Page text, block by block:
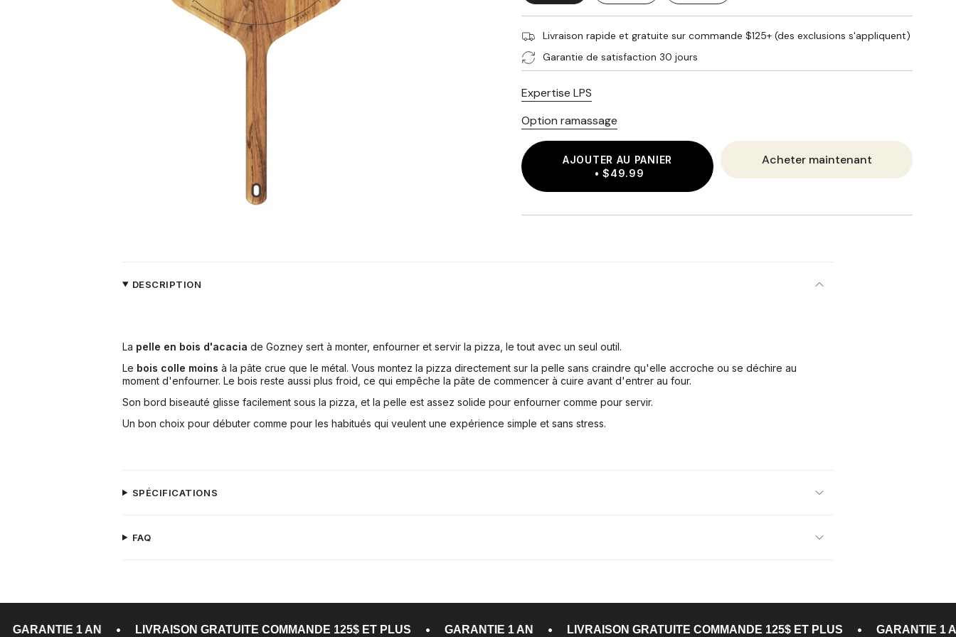
VARIANTE
ÉPUISÉE
OU
NON
DISPONIBLE
VARIANTE
ÉPUISÉE
NON
DISPONIBLE
VARIANTE
ÉPUISÉE
NON
Livraison rapide et gratuite sur commande $125+ (des exclusions s'appliquent)
Garantie de satisfaction 30 jours
Expertise LPS
Option ramassage
AJOUTER AU PANIER
$49.99
Acheter maintenant
DESCRIPTION
La pelle en bois d'acacia de Gozney sert à monter, enfourner et servir la pizza, le tout avec un seul outil.
Le bois colle moins à la pâte crue que le métal. Vous montez la pizza directement sur la pelle sans craindre qu'elle accroche ou se déchire au
moment d'enfourner. Le bois reste aussi plus froid, ce qui empêche la pâte de commencer à cuire avant d'entrer au four.
Son bord biseauté glisse facilement sous la pizza, et la pelle est assez solide pour enfourner comme pour servir.
Un bon choix pour débuter comme pour les habitués qui veulent une expérience simple et sans stress.
SPÉCIFICATIONS
FAQ
LIVRAISON GRATUITE COMMANDE 125$ ET PLUS • GARANTIE 1 AN LIVRAISON GRATUITE COMMANDE 125$ ET PLUS • GARANTIE 1 AN LIVRAISON